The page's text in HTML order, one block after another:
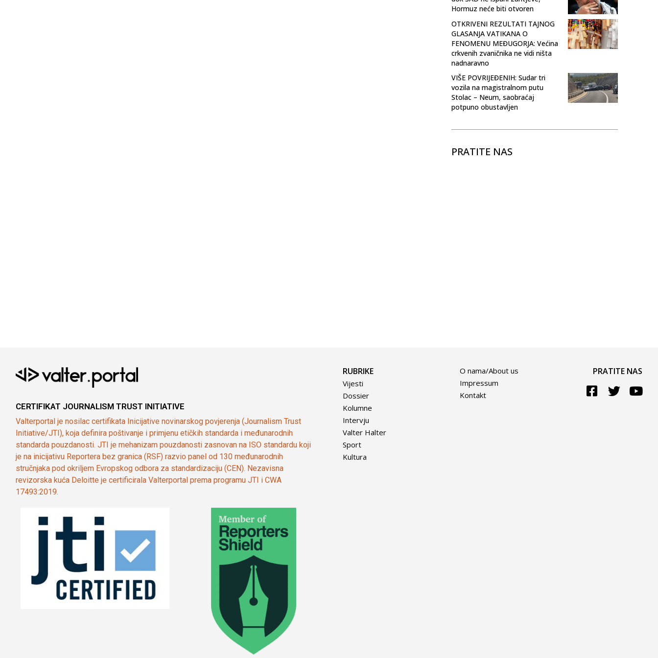
Hormuz neće biti otvoren
OTKRIVENI REZULTATI TAJNOG
GLASANJA VATIKANA O
FENOMENU MEĐUGORJA: Većina
crkvenih zvaničnika ne vidi ništa
nadnaravno
VIŠE POVRIJEĐENIH: Sudar tri
vozila na magistralnom putu
Stolac – Neum, saobraćaj
potpuno obustavljen
PRATITE NAS
CERTIFIKAT JOURNALISM TRUST INITIATIVE
Valterportal je nosilac certifikata Inicijative novinarskog povjerenja (Journalism Trust
Initiative/JTI), koja definira poštivanje i primjenu etičkih standarda i međunarodnih
standarda pouzdanosti. JTI je mehanizam pouzdanosti zasnovan na ISO standardu koji
je na inicijativu Reportera bez granica (RSF) razvio panel od 130 međunarodnih
stručnjaka pod okriljem Evropskog odbora za standardizaciju (CEN). Nezavisna
revizorska kuća Deloitte je certificirala Valterportal prema programu JTI i CWA
17493:2019.
RUBRIKE
Vijesti
Dossier
Kolumne
Intervju
Valter Halter
Sport
Kultura
O nama/About us
Impressum
Kontakt
PRATITE NAS